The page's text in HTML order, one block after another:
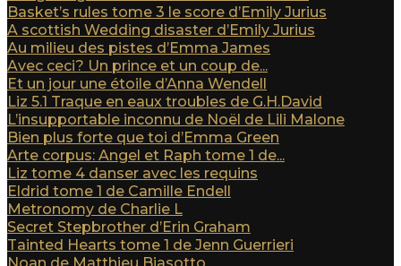
Basket’s rules tome 3 le score d’Emily Jurius
A scottish Wedding disaster d’Emily Jurius
Au milieu des pistes d’Emma James
Avec ceci? Un prince et un coup de...
Et un jour une étoile d’Anna Wendell
Liz 5.1 Traque en eaux troubles de G.H.David
L’insupportable inconnu de Noël de Lili Malone
Bien plus forte que toi d’Emma Green
Arte corpus: Angel et Raph tome 1 de...
Liz tome 4 danser avec les requins
Eldrid tome 1 de Camille Endell
Metronomy de Charlie L
Secret Stepbrother d’Erin Graham
Tainted Hearts tome 1 de Jenn Guerrieri